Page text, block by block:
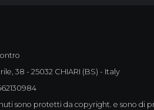
38 - 25032 CHIARI (BS) - Italy
sono protetti da copyright. e sono di